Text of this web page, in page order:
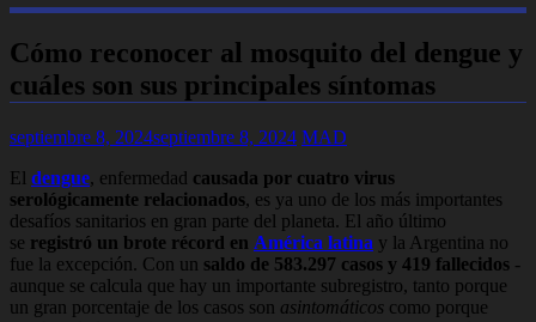
Cómo reconocer al mosquito del dengue y
cuáles son sus principales síntomas
septiembre 8, 2024septiembre 8, 2024 MAD
El dengue, enfermedad causada por cuatro virus
serológicamente relacionados, es ya uno de los más importantes
desafíos sanitarios en gran parte del planeta. El año último
se registró un brote récord en América latina y la Argentina no
fue la excepción. Con un saldo de 583.297 casos y 419 fallecidos -
aunque se calcula que hay un importante subregistro, tanto porque
un gran porcentaje de los casos son asintomáticos como porque